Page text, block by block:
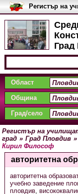
Регистър на
Област
Община
Град/село
Регистър на
град » Град Пловдив »
Кирил Философ
авторитетна
авторитетна
учебно заведение
пловдив,